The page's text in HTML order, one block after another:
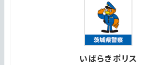
いばらきポリス